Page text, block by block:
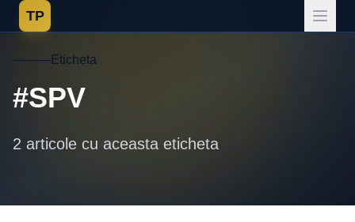
TP
Eticheta
#SPV
2 articole cu aceasta eticheta